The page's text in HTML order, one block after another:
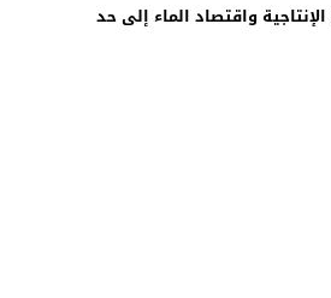
واقتصاد الماء إلى حد